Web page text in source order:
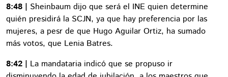
8:48 | Sheinbaum dijo que será el INE quien determine
quién presidirá la SCJN, ya que hay preferencia por las
mujeres, a pesr de que Hugo Aguilar Ortiz, ha sumado
más votos, que Lenia Batres.
8:42 | La mandataria indicó que se propuso ir